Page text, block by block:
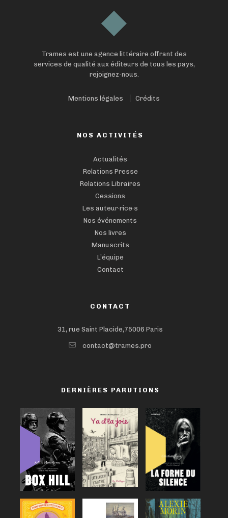
Trames est une agence littéraire offrant des
services de qualité aux éditeurs de tous les pays,
rejoignez-nous.
Mentions légales Crédits
NOS ACTIVITÉS
Actualités
Relations Presse
Relations Libraires
Cessions
Les auteur·rice·s
Nos événements
Nos livres
Manuscrits
L’équipe
Contact
CONTACT
31, rue Saint Placide,75006 Paris
contact@trames.pro
DERNIÈRES PARUTIONS